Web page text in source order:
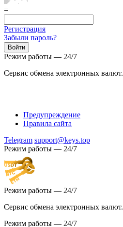
=
Регистрация
Забыли пароль?
Режим работы — 24/7
Сервис обмена электронных валют.
Предупреждение
Правила сайта
Telegram support@keys.top
Режим работы — 24/7
Режим работы — 24/7
Сервис обмена электронных валют.
Режим работы — 24/7